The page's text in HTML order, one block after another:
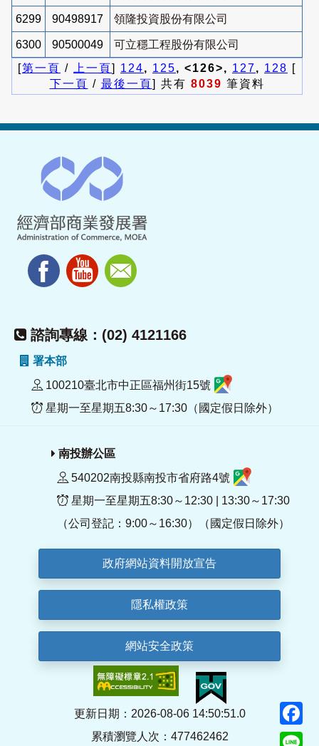
6299 90498917 領隆投資股份有限公司
6300 90500049
可立穩工程股份有限公司
[第一頁 / 上一頁] 124, 125, <126>, 127, 128 [
下一頁 / 最後一頁] 共有 8039 筆資料
諮詢專線：(02) 4121166
署本部
100210臺北市中正區福州街15號
星期一至星期五8:30～17:30（國定假日除外）
南投辦公區
540202南投縣南投市省府路4號
星期一至星期五8:30～12:30 | 13:30～17:30
（公司登記：9:00～16:30）（國定假日除外）
政府網站資料開放宣告
隱私權政策
網站安全政策
更新日期：2026-08-06 14:50:51.0
累積瀏覽人次：477462462